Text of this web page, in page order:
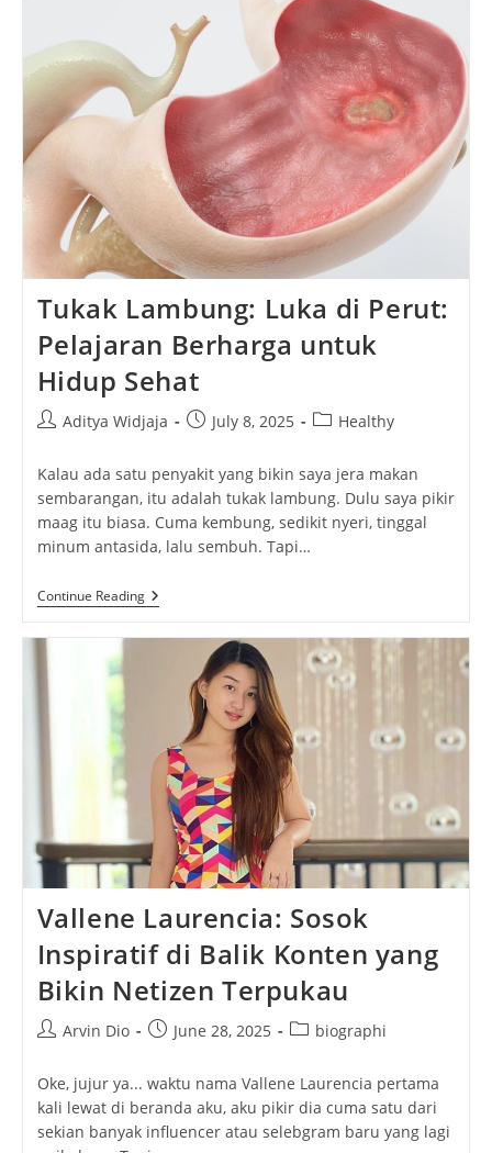
Favorit
Banyak
Orang?
Ini
Jawabannya!
Tukak Lambung: Luka di Perut:
Pelajaran Berharga untuk
Hidup Sehat
PostAditya Widjaja
PostJuly 8, 2025
PostHealthy
Kalau ada satu penyakit yang bikin saya jera makan
sembarangan, itu adalah tukak lambung. Dulu saya pikir
maag itu biasa. Cuma kembung, sedikit nyeri, tinggal
minum antasida, lalu sembuh. Tapi…
Continue ReadingTukak
Lambung:
Pelajaran
Berharga
Hidup
Sehat
Vallene Laurencia: Sosok
Inspiratif di Balik Konten yang
Bikin Netizen Terpukau
PostArvin Dio
PostJune 28, 2025
Postbiographi
Oke, jujur ya... waktu nama Vallene Laurencia pertama
kali lewat di beranda aku, aku pikir dia cuma satu dari
sekian banyak influencer atau selebgram baru yang lagi